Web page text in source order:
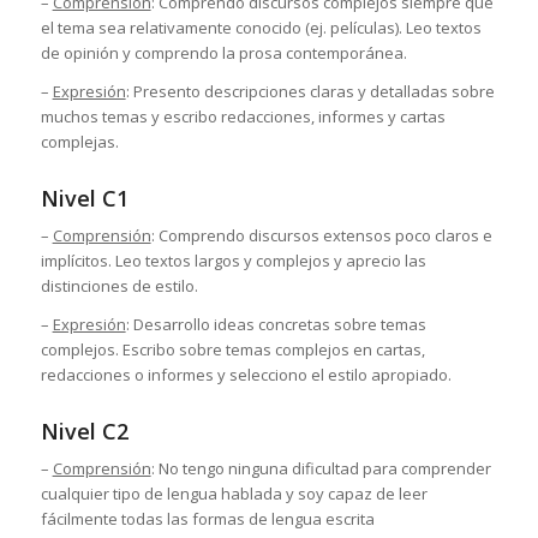
el tema sea relativamente conocido (ej. películas). Leo textos
de opinión y comprendo la prosa contemporánea.
– Expresión: Presento descripciones claras y detalladas sobre
muchos temas y escribo redacciones, informes y cartas
complejas.
Nivel C1
– Comprensión: Comprendo discursos extensos poco claros e
implícitos. Leo textos largos y complejos y aprecio las
distinciones de estilo.
– Expresión: Desarrollo ideas concretas sobre temas
complejos. Escribo sobre temas complejos en cartas,
redacciones o informes y selecciono el estilo apropiado.
Nivel C2
– Comprensión: No tengo ninguna dificultad para comprender
cualquier tipo de lengua hablada y soy capaz de leer
fácilmente todas las formas de lengua escrita